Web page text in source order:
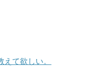
て欲しい。